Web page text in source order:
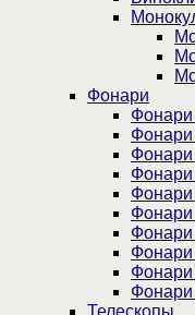
Фонари
Фонари
Фонари
Фонари
Фонари
Фонари